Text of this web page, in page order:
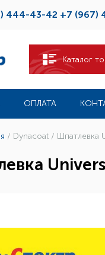
444-43-42 +7 (967)
Каталог
ОПЛАТА
/ Dynacoat / Шпатлевка